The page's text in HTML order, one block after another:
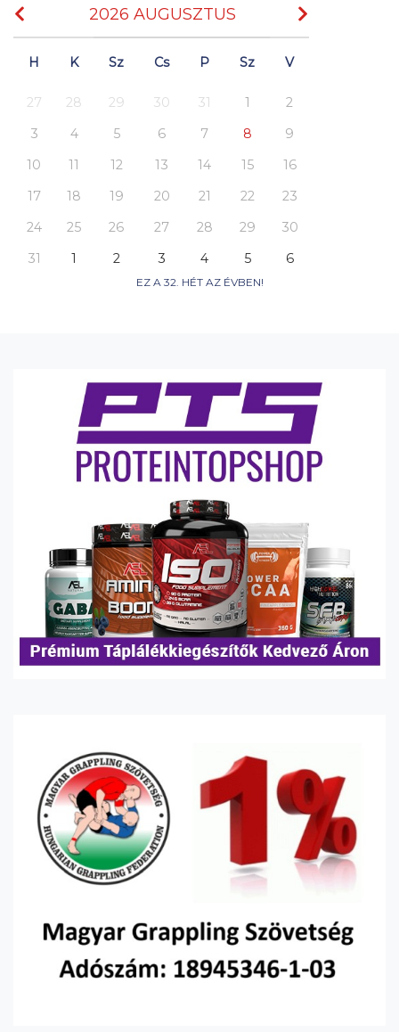
2026 AUGUSZTUS
H K Sz Cs P Sz V
27 28 29 30 31 1
2
3
4 5 6 7 8
9
10
11 12 13 14 15
16
17
18 19 20 21 22
23
24
25 26 27 28 29
30
31
1 2 3 4 5 6
EZ A 32. HÉT AZ ÉVBEN!